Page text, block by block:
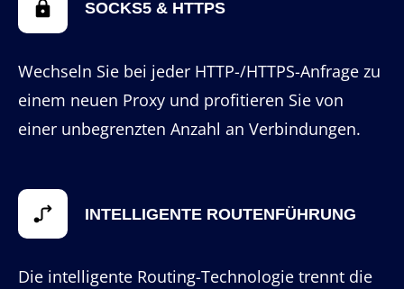
SOCKS5 & HTTPS
Wechseln Sie bei jeder HTTP-/HTTPS-Anfrage zu
einem neuen Proxy und profitieren Sie von
einer unbegrenzten Anzahl an Verbindungen.
INTELLIGENTE ROUTENFÜHRUNG
Die intelligente Routing-Technologie trennt die